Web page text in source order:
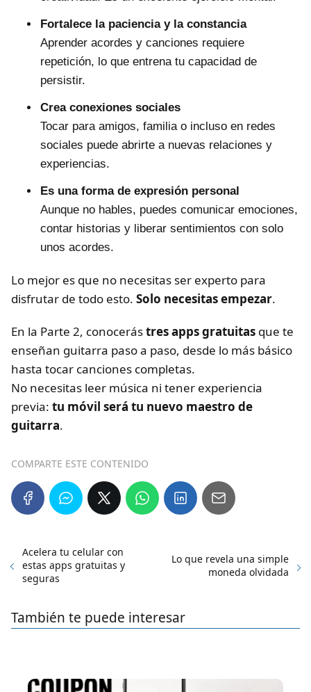
Fortalece la paciencia y la constancia
Aprender acordes y canciones requiere
repetición, lo que entrena tu capacidad de
persistir.
Crea conexiones sociales
Tocar para amigos, familia o incluso en redes
sociales puede abrirte a nuevas relaciones y
experiencias.
Es una forma de expresión personal
Aunque no hables, puedes comunicar emociones,
contar historias y liberar sentimientos con solo
unos acordes.
Lo mejor es que no necesitas ser experto para
disfrutar de todo esto. Solo necesitas empezar.
En la Parte 2, conocerástres apps gratuitas que te
enseñan guitarra paso a paso, desde lo más básico
hasta tocar canciones completas.
No necesitas leer música ni tener experiencia
previa: tu móvil será tu nuevo maestro de
guitarra.
COMPARTE ESTE CONTENIDO
Acelera tu celular con
estas apps gratuitas y
seguras
Lo que revela una simple
moneda olvidada
También te puede interesar